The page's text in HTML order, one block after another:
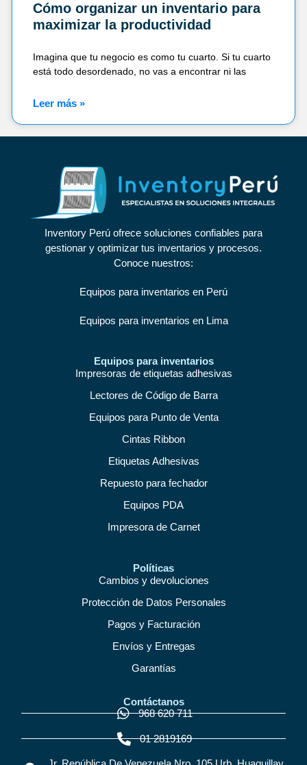
Cómo organizar un inventario para
maximizar la productividad
Imagina que tu negocio es como tu cuarto. Si tu cuarto
está todo desordenado, no vas a encontrar ni las
Leer más »
Inventory Perú ofrece soluciones confiables para
gestionar y optimizar tus inventarios y procesos.
Conoce nuestros:
Equipos para inventarios en Perú
Equipos para inventarios en Lima
Equipos para inventarios
Impresoras de etiquetas adhesivas
Lectores de Código de Barra
Equipos para Punto de Venta
Cintas Ribbon
Etiquetas Adhesivas
Repuesto para fechador
Equipos PDA
Impresora de Carnet
Políticas
Cambios y devoluciones
Protección de Datos Personales
Pagos y Facturación
Envíos y Entregas
Garantías
Contáctanos
968 620 711
01 2819169